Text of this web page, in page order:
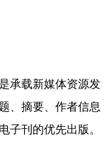
承载新媒体资源发
、摘要、作者信息
子刊的优先出版。